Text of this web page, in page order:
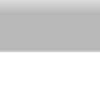
νοικοκυριά